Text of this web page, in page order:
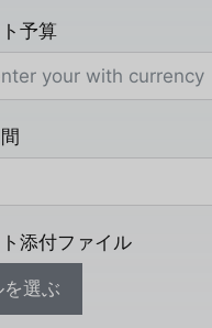
予算
添付ファイル
を選ぶ